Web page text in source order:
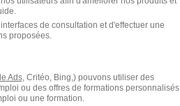
18 mois
de consultation et d'effectuer une
proposées.
Ads, Critéo, Bing,) pouvons utiliser des
ou des offres de formations personnalisés
ou une formation.